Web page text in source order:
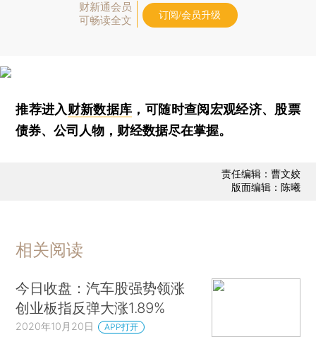
财新通会员
可畅读全文
订阅/会员升级
推荐进入财新数据库 ，可随时查阅宏观经济、股票
债券、公司人物，财经数据尽在掌握。
责任编辑：曹文姣
版面编辑：陈曦
相关阅读
今日收盘：汽车股强势领涨
创业板指反弹大涨1.89%
2020年10月20日 APP打开